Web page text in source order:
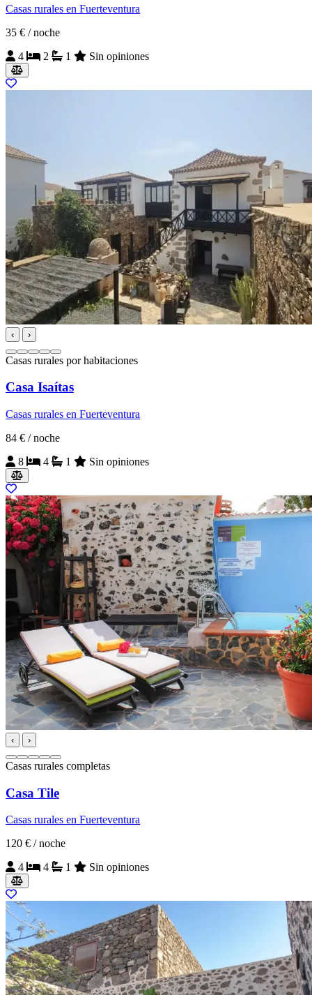
Casas rurales en Fuerteventura
35 € / noche
4
2 1 Sin opiniones
‹ ›
Casas rurales por habitaciones
Casa Isaítas
Casas rurales en Fuerteventura
84 € / noche
8
4 1 Sin opiniones
‹ ›
Casas rurales completas
Casa Tile
Casas rurales en Fuerteventura
120 € / noche
4
4 1 Sin opiniones